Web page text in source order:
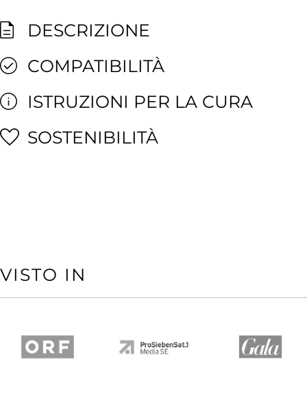
DESCRIZIONE
COMPATIBILITÀ
ISTRUZIONI PER LA CURA
SOSTENIBILITÀ
VISTO IN